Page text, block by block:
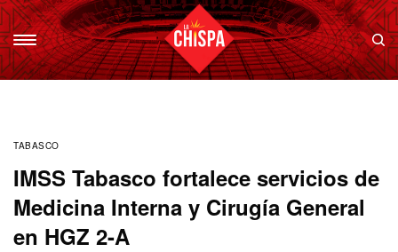
TABASCO
IMSS Tabasco fortalece servicios de
Medicina Interna y Cirugía General
en HGZ 2-A